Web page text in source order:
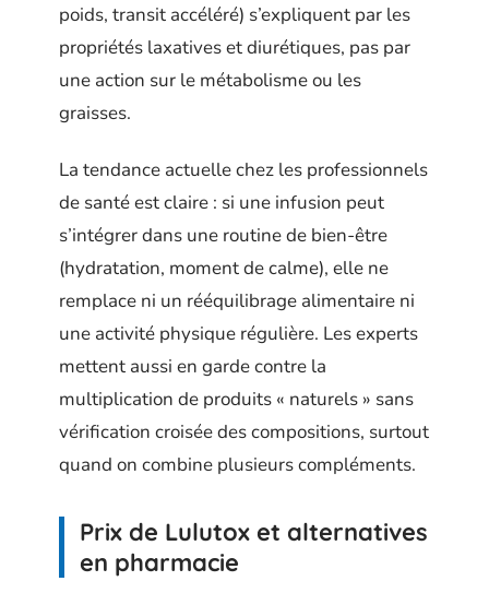
poids, transit accéléré) s’expliquent par les
propriétés laxatives et diurétiques, pas par
une action sur le métabolisme ou les
graisses.
La tendance actuelle chez les professionnels
de santé est claire : si une infusion peut
s’intégrer dans une routine de bien-être
(hydratation, moment de calme), elle ne
remplace ni un rééquilibrage alimentaire ni
une activité physique régulière. Les experts
mettent aussi en garde contre la
multiplication de produits « naturels » sans
vérification croisée des compositions, surtout
quand on combine plusieurs compléments.
Prix de Lulutox et alternatives
en pharmacie